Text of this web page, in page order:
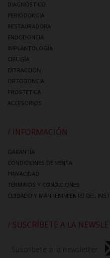
DIAGNÓSTICO
PERIODONCIA
RESTAURADORA
ENDODONCIA
IMPLANTOLOGÍA
CIRUGÍA
EXTRACCIÓN
ORTODONCIA
PROSTÉTICA
ACCESORIOS
/ INFORMACIÓN
GARANTÍA
CONDICIONES DE VENTA
PRIVACIDAD
TÉRMINOS Y CONDICIONES
CUIDADO Y MANTENIMIENTO DEL
/ SUSCRÍBETE A LA
Suscríbete a la newsletter